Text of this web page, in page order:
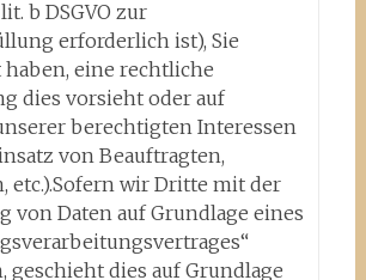
b DSGVO zur
erforderlich ist), Sie
eine rechtliche
dies vorsieht oder auf
berechtigten Interessen
von Beauftragten,
etc.).Sofern wir Dritte mit der
von Daten auf Grundlage eines
geschieht dies auf Grundlage